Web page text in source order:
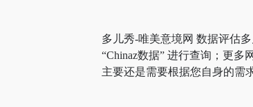
多儿秀-唯美意境网 数据评估
“Chinaz数据” 进行查询；更
主要还是需要根据您自身的需